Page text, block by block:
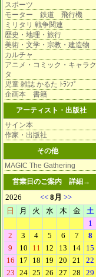
スポーツ
モーター 鉄道 飛行機
ミリタリ 戦争関連
歴史・地理・旅行
美術・文学・宗教・建造物
カルチャ
アニメ・コミック・キャラク
タ
児童 雑誌 かるた ﾄﾗﾝﾌﾟ
企画本 書籍
アーティスト・出版社
サイン本
作家・出版社
その他
MAGIC The Gathering
営業日のご案内 詳細→